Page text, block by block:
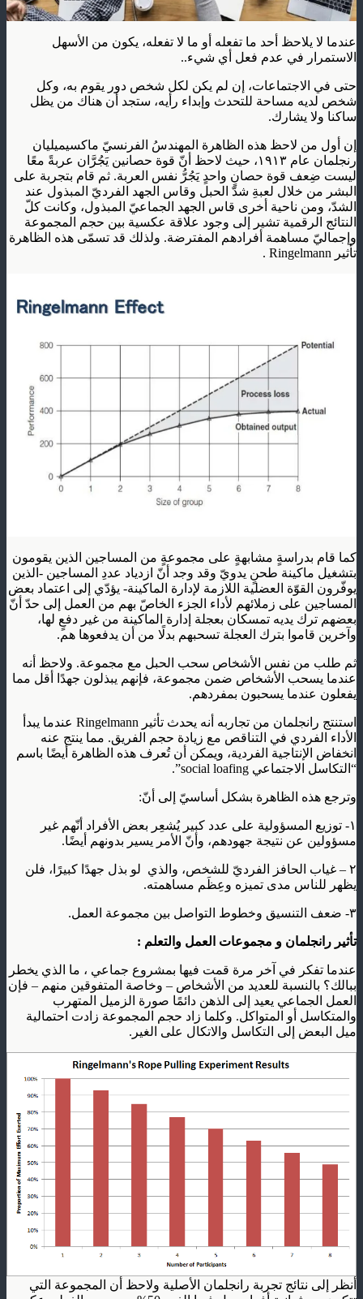
عندما لا يلاحظ أحد ما تفعله أو ما لا تفعله، يكون من الأسهل
الاستمرار في عدم فعل أي شيء..
حتى في الاجتماعات، إن لم يكن لكل شخص دور يقوم به، وكل
شخص لديه مساحة للتحدث وإبداء رأيه، ستجد أن هناك من يظل
ساكنا ولا يشارك.
إن أول من لاحظ هذه الظاهرة المهندسُ الفرنسيّ ماكسيميليان
رنجلمان عام ١٩١٣، حيث لاحظ أنّ قوة حصانين يَجُرَّان عربةً معًا
ليست ضِعف قوة حصانٍ واحدٍ يَجُرُّ نفس العربة. ثم قام بتجربة على
البشر من خلال لعبةِ شدّ الحبل وقاس الجهد الفرديّ المبذول عند
الشدّ، ومن ناحية أخرى قاس الجهد الجماعيّ المبذول، وكانت كلّ
النتائج الرقمية تشير إلى وجود علاقة عكسية بين حجم المجموعة
وإجماليّ مساهمة أفرادهم المفترضة. ولذلك قد تسمّى هذه الظاهرة
تأثير Ringelmann .
كما قام بدراسةٍ مشابهةٍ على مجموعةٍ من المساجين الذين يقومون
بتشغيل ماكينة طحنٍ يدويّ وقد وجد أنّ ازدياد عددِ المساجين -الذين
يوفّرون القوّة العضلية اللازمة لإدارة الماكينة- يؤدّي إلى اعتماد بعض
المساجين على زملائهم لأداء الجزء الخاصّ بهم من العمل إلى حدّ أنّ
بعضهم ترك يديه تمسكان بعجلة إدارة الماكينة من غير دفعٍ لها،
وآخرين قاموا بترك العجلة تسحبهم بدلًا من أن يدفعوها هم.
ثم طلب من نفس الأشخاص سحب الحبل مع مجموعة. ولاحظ أنه
عندما يسحب الأشخاص ضمن مجموعة، فإنهم يبذلون جهدًا أقل مما
يفعلون عندما يسحبون بمفردهم.
استنتج رانجلمان من تجاربه أنه يحدث تأثير Ringelmann عندما يبدأ
الأداء الفردي في التناقص مع زيادة حجم الفريق. مما ينتج عنه
انخفاض الإنتاجية الفردية، ويمكن أن تُعرف هذه الظاهرة أيضًا باسم
“التكاسل الاجتماعي social loafing”.
وترجع هذه الظاهرة بشكل أساسيّ إلى أنّ:
١- توزيع المسؤولية على عدد كبير يُشعِر بعض الأفراد أنّهم غير
مسؤولين عن نتيجة جهودهم، وأنّ الأمر يسير بدونهم أيضًا.
٢ – غياب الحافز الفرديّ للشخص، والذي لو بذل جهدًا كبيرًا، فلن
يظهر للناس مدى تميزه وعِظَم مساهمته.
٣- ضعف التنسيق وخطوط التواصل بين مجموعة العمل.
تأثير رانجلمان و مجموعات العمل والتعلم :
عندما تفكر في آخر مرة قمت فيها بمشروع جماعي ، ما الذي يخطر
ببالك؟ بالنسبة للعديد من الأشخاص – وخاصة المتفوقين منهم – فإن
العمل الجماعي يعيد إلى الذهن دائمًا صورة الزميل المتهرب
والمتكاسل أو المتواكل. وكلما زاد حجم المجموعة زادت احتمالية
ميل البعض إلى التكاسل والاتكال على الغير.
أنظر إلى نتائج تجربة رانجلمان الأصلية ولاحظ أن المجموعة التي